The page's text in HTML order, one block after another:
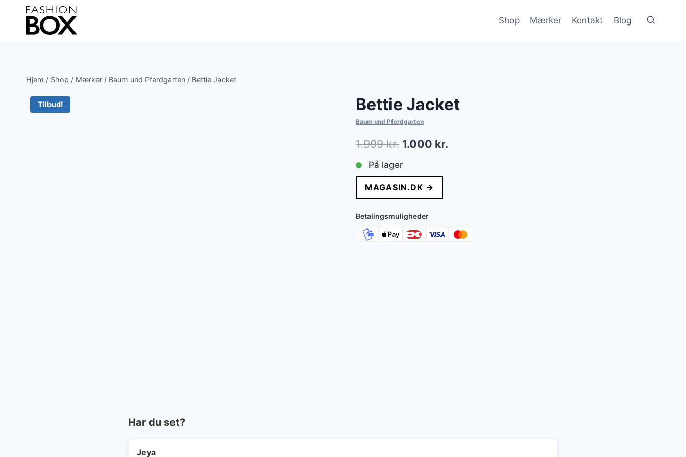
Fortsæt
indhold
Shop Mærker Kontakt Blog
Hjem / Shop / Mærker / Baum und Pferdgarten / Bettie Jacket
Tilbud! Bettie Jacket
Baum und Pferdgarten
1.999kr. Den
oprindelige
pris
var:
1.999 kr..
1.000 kr.Den
På lager
MAGASIN.DK →
Betalingsmuligheder
Har du set?
Jeya